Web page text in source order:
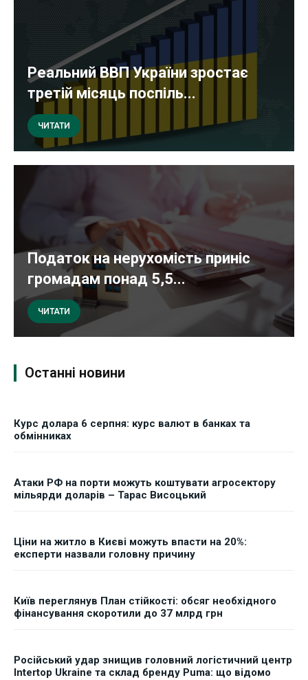
Реальний ВВП України зростає
третій місяць поспіль...
ЧИТАТИ
Податок на нерухомість приніс
громадам понад 5,5...
ЧИТАТИ
Останні новини
Курс долара 6 серпня: курс валют в банках та
обмінниках
Атаки РФ на порти можуть коштувати агросектору
мільярди доларів – Тарас Висоцький
Ціни на житло в Києві можуть впасти на 20%:
експерти назвали головну причину
Київ переглянув План стійкості: обсяг необхідного
фінансування скоротили до 37 млрд грн
Російський удар знищив головний логістичний центр
Intertop Ukraine та склад бренду Puma: що відомо